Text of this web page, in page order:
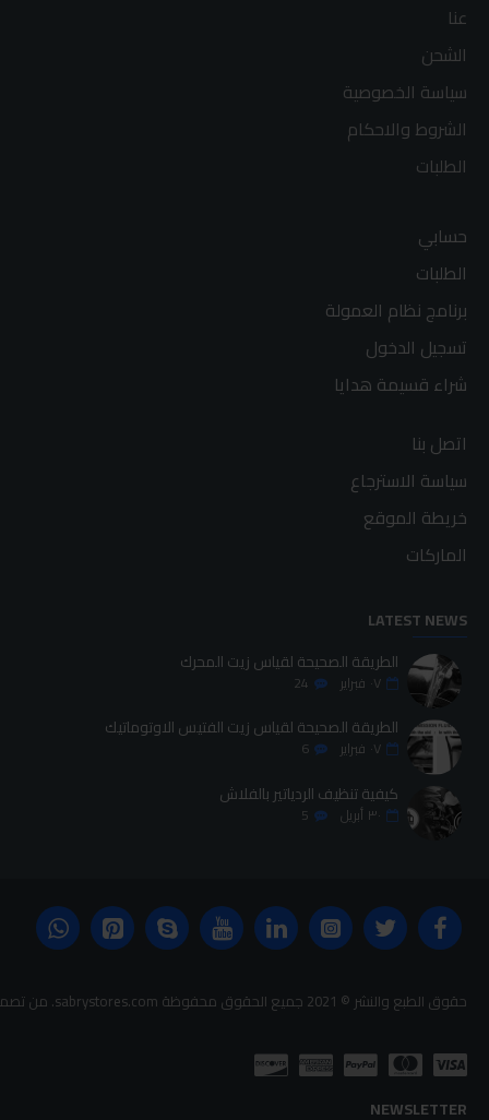
عنا
الشحن
سياسة الخصوصية
الشروط والاحكام
الطلبات
حسابي
الطلبات
برنامج نظام العمولة
تسجيل الدخول
شراء قسيمة هدايا
اتصل بنا
سياسة الاسترجاع
خريطة الموقع
الماركات
LATEST NEWS
الطريقة الصحيحة لقياس زيت المحرك
٠٧ فبراير 24
الطريقة الصحيحة لقياس زيت الفتيس الاوتوماتيك
٠٧ فبراير 6
كيفية تنظيف الردياتير بالفلاش
٣٠ أبريل 5
حقوق الطبع والنشر © 2021 جميع الحقوق محفوظة sabrystores.com. من تصميم-
NEWSLETTER